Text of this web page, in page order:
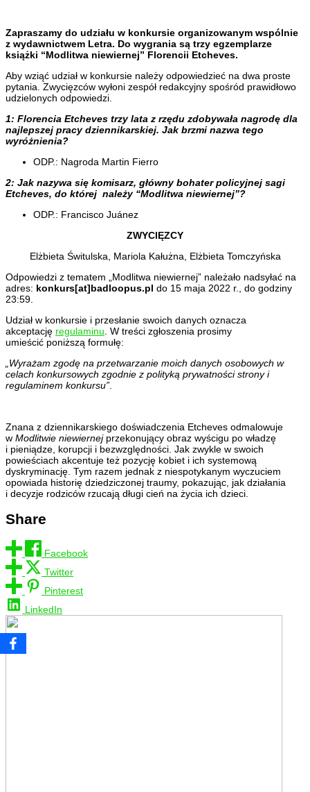
Zapraszamy do udziału w konkursie organizowanym wspólnie
z wydawnictwem Letra. Do wygrania są trzy egzemplarze
książki “Modlitwa niewiernej” Florencii Etcheves.
Aby wziąć udział w konkursie należy odpowiedzieć na dwa proste
pytania. Zwycięzców wyłoni zespół redakcyjny spośród prawidłowo
udzielonych odpowiedzi.
1: Florencia Etcheves trzy lata z rzędu zdobywała nagrodę dla
najlepszej pracy dziennikarskiej. Jak brzmi nazwa tego
wyróżnienia?
ODP.: Nagroda Martin Fierro
2: Jak nazywa się komisarz, główny bohater policyjnej sagi
Etcheves, do której należy “Modlitwa niewiernej”?
ODP.: Francisco Juánez
ZWYCIĘZCY
Elżbieta Świtulska, Mariola Kałużna, Elżbieta Tomczyńska
Odpowiedzi z tematem „Modlitwa niewiernej” należało nadsyłać na
adres: konkurs[at]badloopus.pl do 15 maja 2022 r., do godziny
23:59.
Udział w konkursie i przesłanie swoich danych oznacza
akceptację regulaminu . W treści zgłoszenia prosimy
umieścić poniższą formułę:
„Wyrażam zgodę na przetwarzanie moich danych osobowych w
celach konkursowych zgodnie z polityką prywatności strony i
regulaminem konkursu”
Znana z dziennikarskiego doświadczenia Etcheves odmalowuje
w Modlitwie niewiernejprzekonujący obraz wyścigu po władzę
i pieniądze, korupcji i bezwzględności. Jak zwykle w swoich
powieściach akcentuje też pozycję kobiet i ich systemową
dyskryminację. Tym razem jednak z niespotykanym wyczuciem
opowiada historię dziedziczonej traumy, pokazując, jak działania
i decyzje rodziców rzucają długi cień na życia ich dzieci.
Share
Facebook
Twitter
Pinterest
LinkedIn